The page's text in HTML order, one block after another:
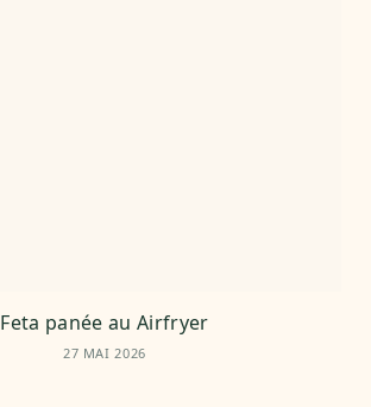
Feta panée au Airfryer
27 MAI 2026